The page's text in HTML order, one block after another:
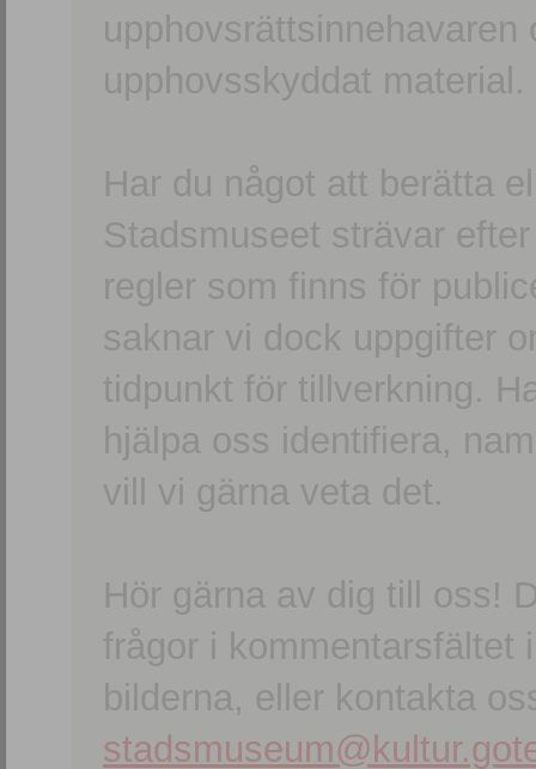
upphovsskyddat material.
Har du något att berätta
Stadsmuseet strävar
regler som finns för
saknar vi dock uppgifter
tidpunkt för tillverkning.
hjälpa oss identifiera,
vill vi gärna veta det.
Hör gärna av dig till oss!
frågor i kommentarsfältet
bilderna, eller kontakta